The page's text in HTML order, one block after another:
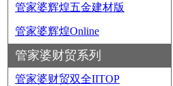
管家婆辉煌五金建材版
管家婆辉煌Online
管家婆财贸系列
管家婆财贸双全IITOP